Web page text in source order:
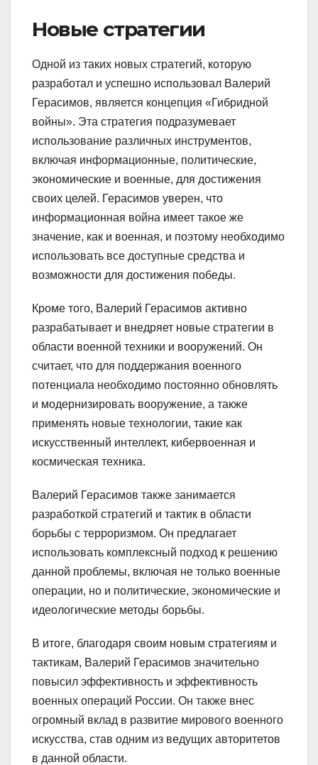
Новые стратегии
Одной из таких новых стратегий, которую
разработал и успешно использовал Валерий
Герасимов, является концепция «Гибридной
войны». Эта стратегия подразумевает
использование различных инструментов,
включая информационные, политические,
экономические и военные, для достижения
своих целей. Герасимов уверен, что
информационная война имеет такое же
значение, как и военная, и поэтому необходимо
использовать все доступные средства и
возможности для достижения победы.
Кроме того, Валерий Герасимов активно
разрабатывает и внедряет новые стратегии в
области военной техники и вооружений. Он
считает, что для поддержания военного
потенциала необходимо постоянно обновлять
и модернизировать вооружение, а также
применять новые технологии, такие как
искусственный интеллект, кибервоенная и
космическая техника.
Валерий Герасимов также занимается
разработкой стратегий и тактик в области
борьбы с терроризмом. Он предлагает
использовать комплексный подход к решению
данной проблемы, включая не только военные
операции, но и политические, экономические и
идеологические методы борьбы.
В итоге, благодаря своим новым стратегиям и
тактикам, Валерий Герасимов значительно
повысил эффективность и эффективность
военных операций России. Он также внес
огромный вклад в развитие мирового военного
искусства, став одним из ведущих авторитетов
в данной области.